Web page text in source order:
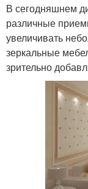
В сегодняшнем
различные
увеличивать
зеркальные
зрительно